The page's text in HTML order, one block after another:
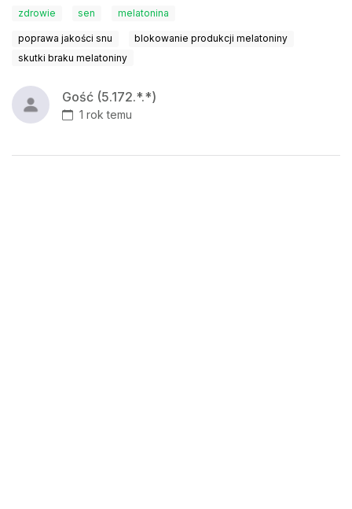
zdrowie sen melatonina
poprawa jakości snu
blokowanie produkcji melatoniny
skutki braku melatoniny
Gość (5.172.*.*)
1 rok temu